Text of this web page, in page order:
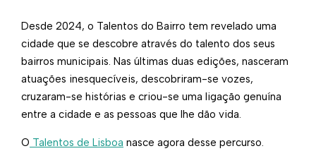
Desde 2024, o Talentos do Bairro tem revelado uma
cidade que se descobre através do talento dos seus
bairros municipais. Nas últimas duas edições, nasceram
atuações inesquecíveis, descobriram-se vozes,
cruzaram-se histórias e criou-se uma ligação genuína
entre a cidade e as pessoas que lhe dão vida.
O Talentos de Lisboa nasce agora desse percurso.